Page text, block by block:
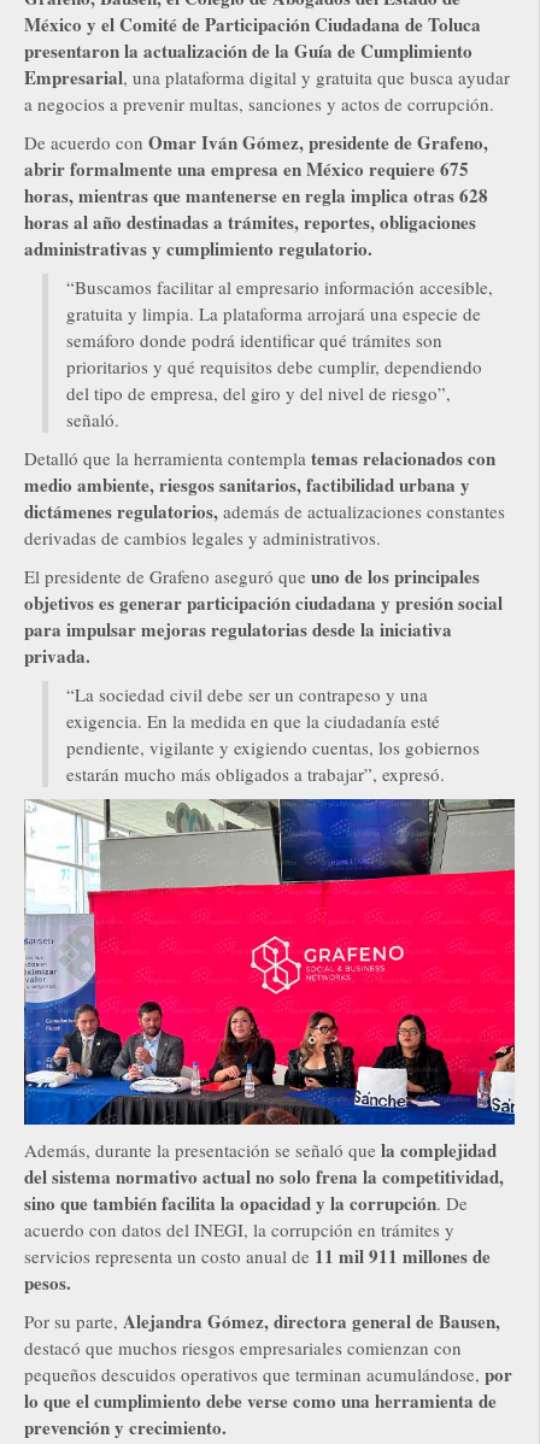
México y el Comité de Participación Ciudadana de Toluca
presentaron la actualización de la Guía de Cumplimiento
Empresarial, una plataforma digital y gratuita que busca ayudar
a negocios a prevenir multas, sanciones y actos de corrupción.
De acuerdo con Omar Iván Gómez, presidente de Grafeno,
abrir formalmente una empresa en México requiere 675
horas, mientras que mantenerse en regla implica otras 628
horas al año destinadas a trámites, reportes, obligaciones
administrativas y cumplimiento regulatorio.
“Buscamos facilitar al empresario información accesible,
gratuita y limpia. La plataforma arrojará una especie de
semáforo donde podrá identificar qué trámites son
prioritarios y qué requisitos debe cumplir, dependiendo
del tipo de empresa, del giro y del nivel de riesgo”,
señaló.
Detalló que la herramienta contempla temas relacionados con
medio ambiente, riesgos sanitarios, factibilidad urbana y
dictámenes regulatorios, además de actualizaciones constantes
derivadas de cambios legales y administrativos.
El presidente de Grafeno aseguró que uno de los principales
objetivos es generar participación ciudadana y presión social
para impulsar mejoras regulatorias desde la iniciativa
privada.
“La sociedad civil debe ser un contrapeso y una
exigencia. En la medida en que la ciudadanía esté
pendiente, vigilante y exigiendo cuentas, los gobiernos
estarán mucho más obligados a trabajar”, expresó.
Además, durante la presentación se señaló que la complejidad
del sistema normativo actual no solo frena la competitividad,
sino que también facilita la opacidad y la corrupción. De
acuerdo con datos del INEGI, la corrupción en trámites y
servicios representa un costo anual de 11 mil 911 millones de
pesos.
Por su parte, Alejandra Gómez, directora general de Bausen,
destacó que muchos riesgos empresariales comienzan con
pequeños descuidos operativos que terminan acumulándose, por
lo que el cumplimiento debe verse como una herramienta de
prevención y crecimiento.